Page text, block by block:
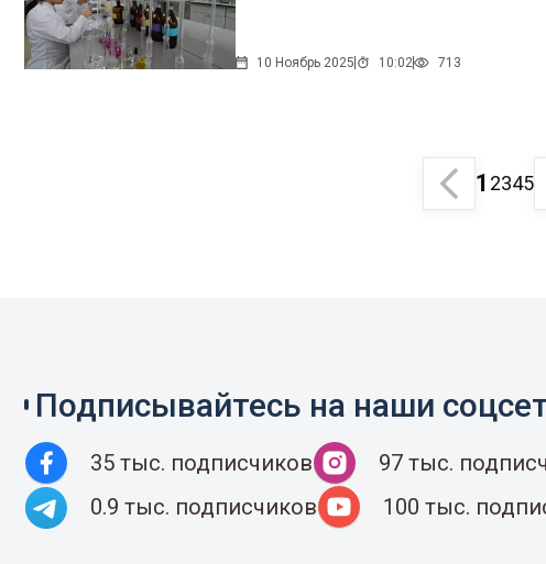
10 Ноябрь 2025 10:02 713
1 2345
Подписывайтесь на наши
35 тыс. подписчиков
97 тыс.
0.9 тыс. подписчиков
100 тыс.